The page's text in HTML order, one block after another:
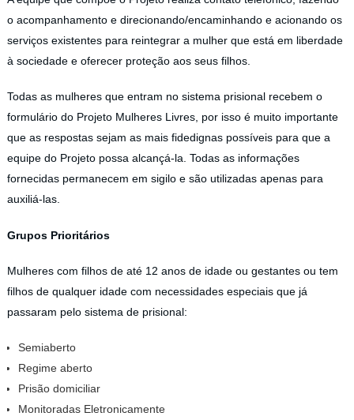
o acompanhamento e direcionando/encaminhando e acionando os
serviços existentes para reintegrar a mulher que está em liberdade
à sociedade e oferecer proteção aos seus filhos.
Todas as mulheres que entram no sistema prisional recebem o
formulário do Projeto Mulheres Livres, por isso é muito importante
que as respostas sejam as mais fidedignas possíveis para que a
equipe do Projeto possa alcançá-la. Todas as informações
fornecidas permanecem em sigilo e são utilizadas apenas para
auxiliá-las.
Grupos Prioritários
Mulheres com filhos de até 12 anos de idade ou gestantes ou tem
filhos de qualquer idade com necessidades especiais que já
passaram pelo sistema de prisional:
Semiaberto
Regime aberto
Prisão domiciliar
Monitoradas Eletronicamente